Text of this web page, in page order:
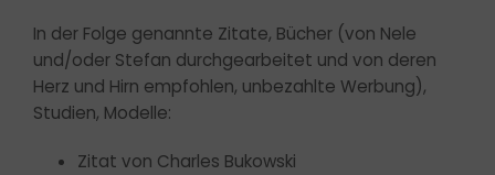
In der Folge genannte Zitate, Bücher (von Nele
und/oder Stefan durchgearbeitet und von deren
Herz und Hirn empfohlen, unbezahlte Werbung),
Studien, Modelle:
Zitat von Charles Bukowski